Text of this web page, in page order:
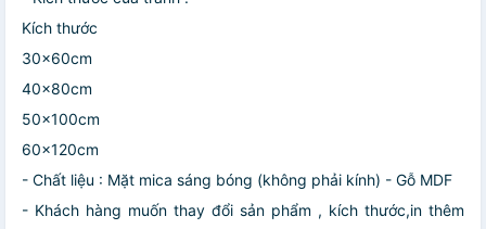
Kích thước
30x60cm
40x80cm
50x100cm
60x120cm
- Chất liệu : Mặt mica sáng bóng (không phải kính) - Gỗ MDF
- Khách hàng muốn thay đổi sản phẩm , kích thước,in thêm